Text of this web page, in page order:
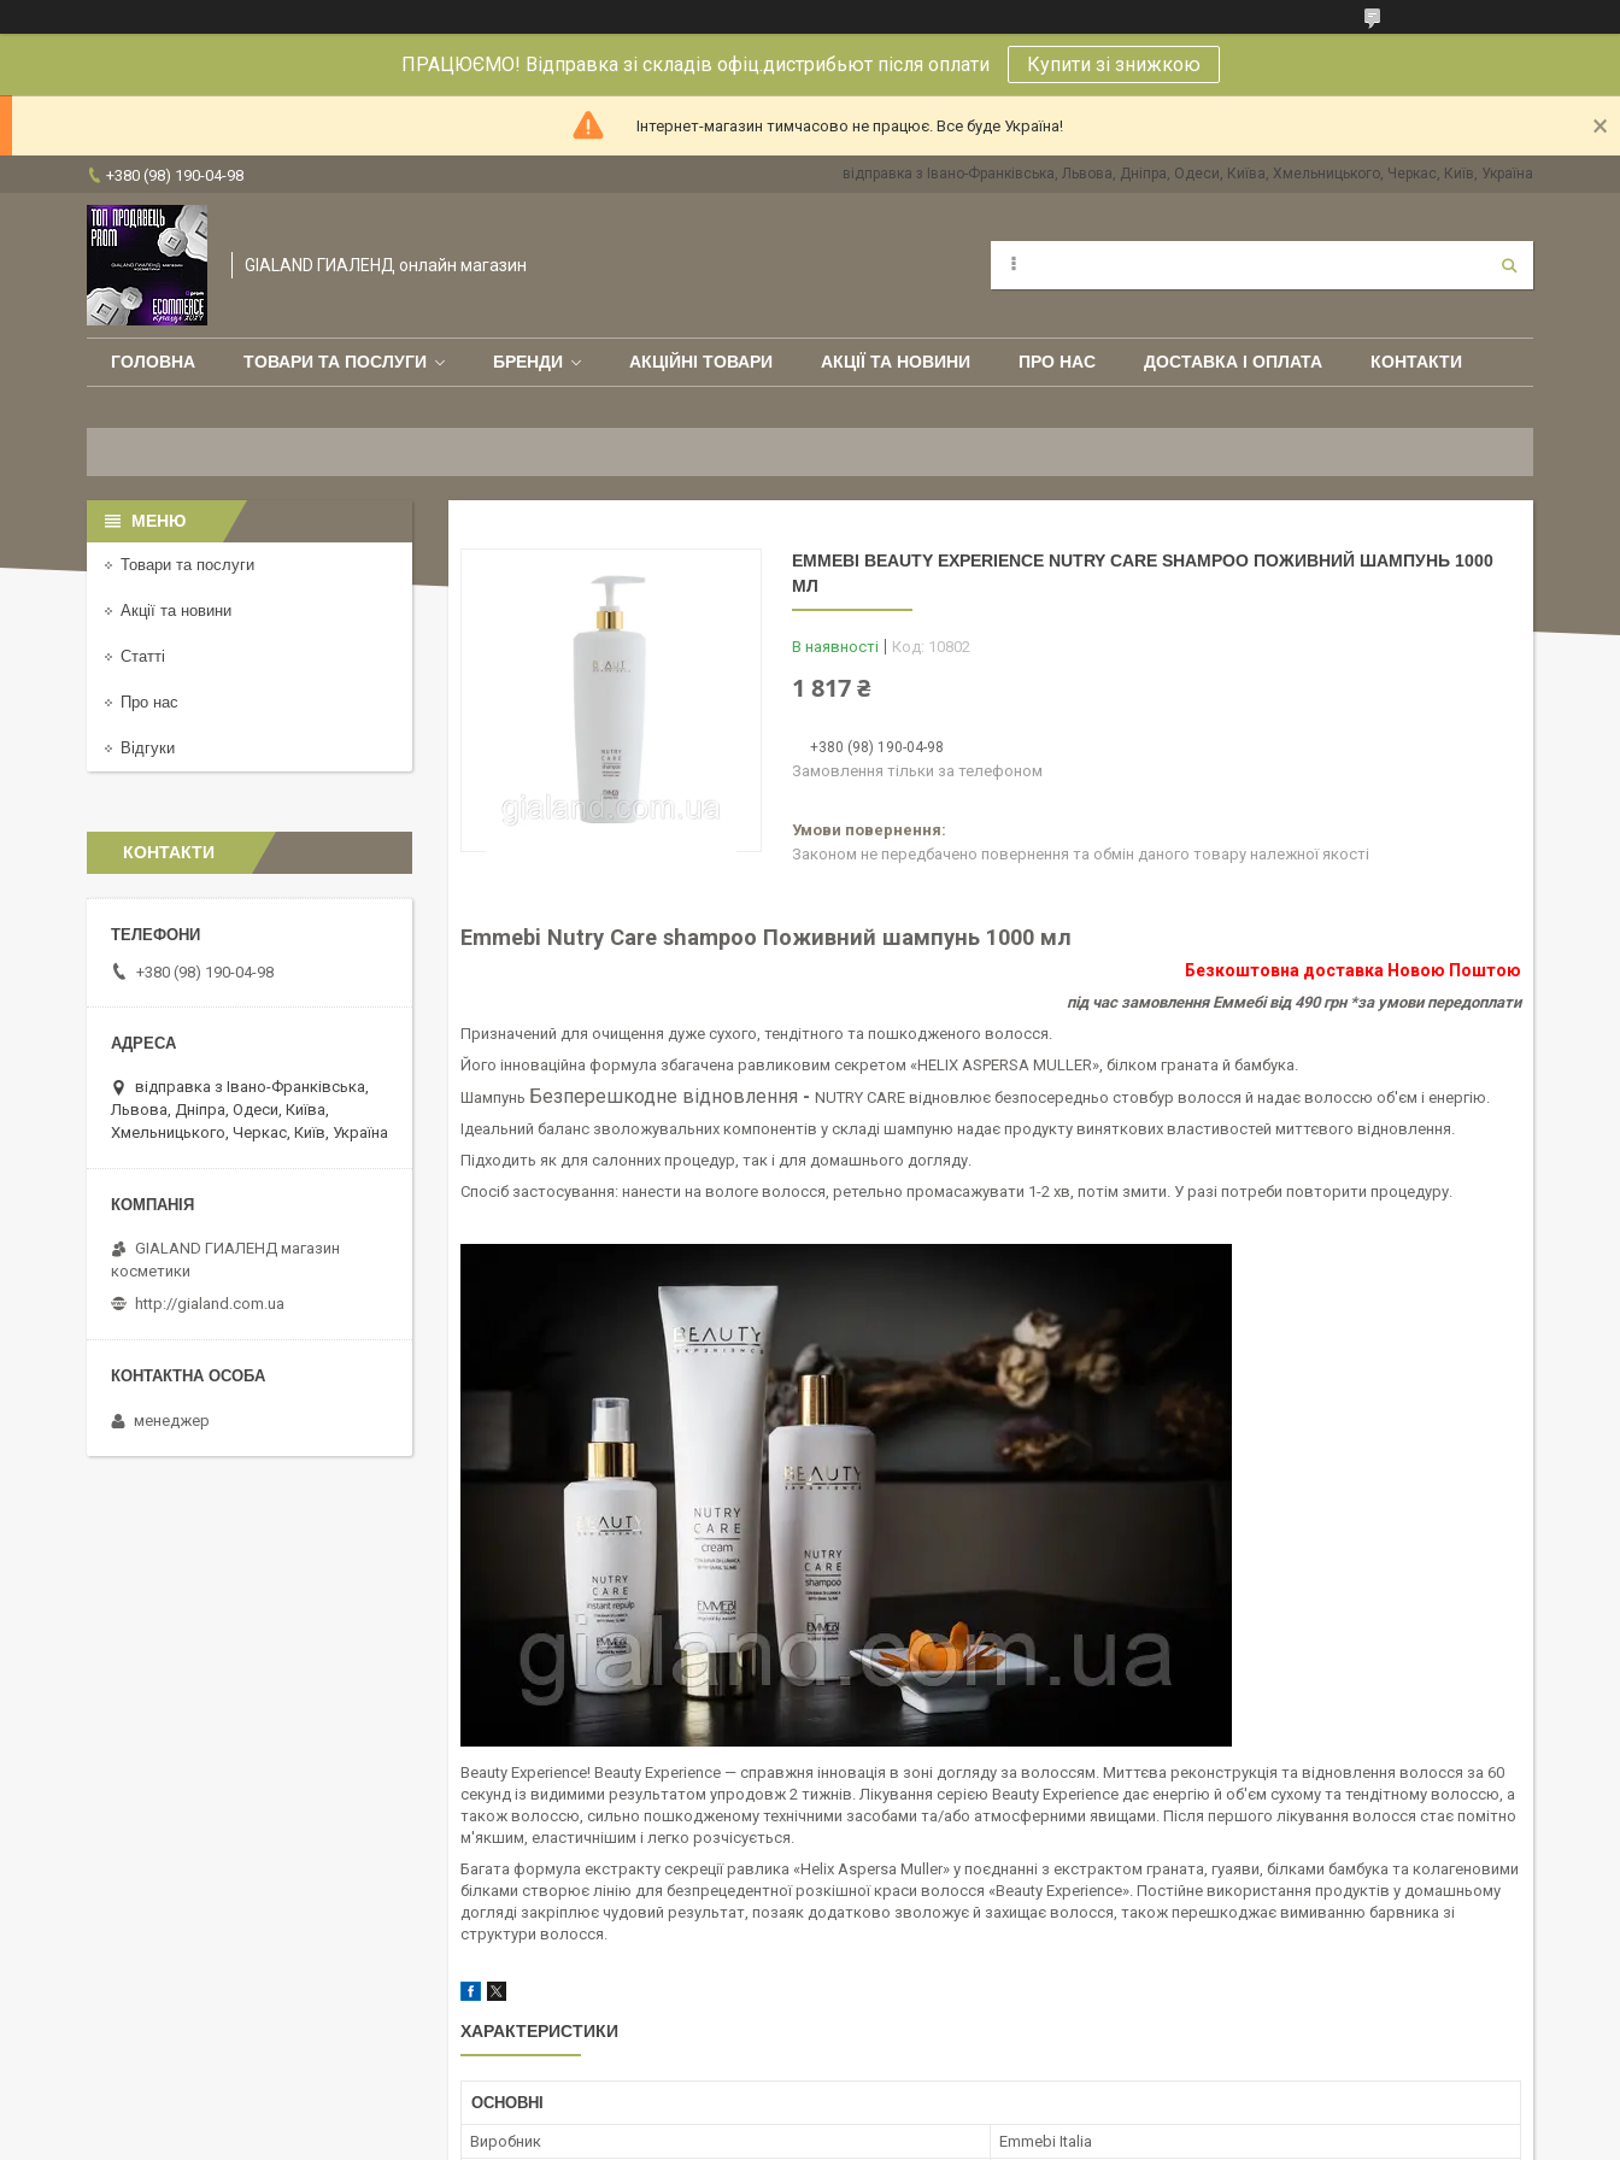
ПРАЦЮЄМО! Відправка зі складів офіц.дистрибьют після оплати Купити зі знижкою
Інтернет-магазин тимчасово не працює. Все буде Україна!
+380 (98) 190-04-98 відправка з Івано-Франківська, Львова, Дніпра, Одеси, Київа, Хмельницького, Черкас, Київ, Україна
GIALAND ГИАЛЕНД онлайн магазин
ГОЛОВНА ТОВАРИ ТА ПОСЛУГИ БРЕНДИ АКЦІЙНІ ТОВАРИ АКЦІЇ ТА НОВИНИ ПРО НАС ДОСТАВКА І ОПЛАТА КОНТАКТИ
EMMEBI BEAUTY EXPERIENCE NUTRY CARE SHAMPOO ПОЖИВНИЙ ШАМПУНЬ 1000
МЛ
В наявності Код: 10802
1 817 ₴
+380 (98) 190-04-98
Замовлення тільки за телефоном
Законом не передбачено повернення та обмін даного товару належної якості
Emmebi Nutry Care shampoo Поживний шампунь 1000 мл
Безкоштовна доставка Новою Поштою
під час замовлення Еммебі від 490 грн *за умови передоплати
Призначений для очищення дуже сухого, тендітного та пошкодженого волосся.
Його інноваційна формула збагачена равликовим секретом «HELIX ASPERSA MULLER», білком граната й бамбука.
Шампунь Безперешкодне відновлення - NUTRY CARE відновлює безпосередньо стовбур волосся й надає волоссю об'єм і енергію.
Ідеальний баланс зволожувальних компонентів у складі шампуню надає продукту виняткових властивостей миттєвого відновлення.
Підходить як для салонних процедур, так і для домашнього догляду.
Спосіб застосування: нанести на вологе волосся, ретельно промасажувати 1-2 хв, потім змити. У разі потреби повторити процедуру.
Beauty Experience! Beauty Experience — справжня інновація в зоні догляду за волоссям. Миттєва реконструкція та відновлення волосся за 60
секунд із видимими результатом упродовж 2 тижнів. Лікування серією Beauty Experience дає енергію й об'єм сухому та тендітному волоссю, а
також волоссю, сильно пошкодженому технічними засобами та/або атмосферними явищами. Після першого лікування волосся стає помітно
м'якшим, еластичнішим і легко розчісується.
Багата формула екстракту секреції равлика «Helix Aspersa Muller» у поєднанні з екстрактом граната, гуаяви, білками бамбука та колагеновими
білками створює лінію для безпрецедентної розкішної краси волосся «Beauty Experience». Постійне використання продуктів у домашньому
догляді закріплює чудовий результат, позаяк додатково зволожує й захищає волосся, також перешкоджає вимиванню барвника зі
структури волосся.
ХАРАКТЕРИСТИКИ
ОСНОВНІ
Виробник
Emmebi Italia
Товари та послуги
Акції та новини
Статті
Про нас
Відгуки
КОНТАКТИ
+380 (98) 190-04-98
відправка з Івано-Франківська,
Львова, Дніпра, Одеси, Київа,
Хмельницького, Черкас, Київ, Україна
GIALAND ГИАЛЕНД магазин
косметики
http://gialand.com.ua
менеджер